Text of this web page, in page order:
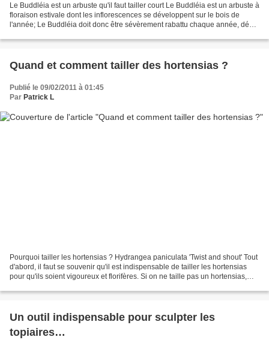
Le Buddléia est un arbuste qu'il faut tailler court Le Buddléia est un arbuste à
floraison estivale dont les inflorescences se développent sur le bois de
l'année; Le Buddléia doit donc être sévèrement rabattu chaque année, début
Quand et comment tailler des hortensias ?
Publié le 09/02/2011 à 01:45
Par Patrick L
Pourquoi tailler les hortensias ? Hydrangea paniculata 'Twist and shout' Tout
d'abord, il faut se souvenir qu'il est indispensable de tailler les hortensias
pour qu'ils soient vigoureux et florifères. Si on ne taille pas un hortensias,
Un outil indispensable pour sculpter les
topiaires…